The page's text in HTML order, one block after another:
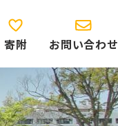
寄附 お問い合わせ